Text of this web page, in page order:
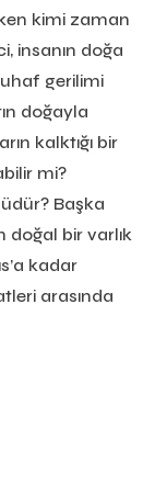
kimi zaman
insanın doğa
tuhaf gerilimi
doğayla
kalktığı bir
mi?
Başka
bir varlık
kadar
arasında